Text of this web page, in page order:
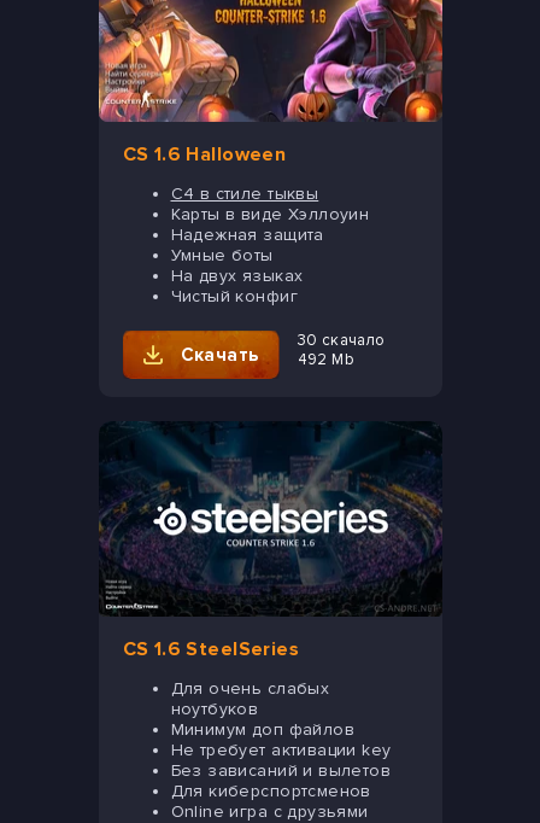
CS 1.6 Halloween
C4 в стиле тыквы
Карты в виде Хэллоуин
Надежная защита
Умные боты
На двух языках
Чистый конфиг
Скачать
30 скачало
492 Mb
CS 1.6 SteelSeries
Для очень слабых
ноутбуков
Минимум доп файлов
Не требует активации key
Без зависаний и вылетов
Для киберспортсменов
Online игра с друзьями